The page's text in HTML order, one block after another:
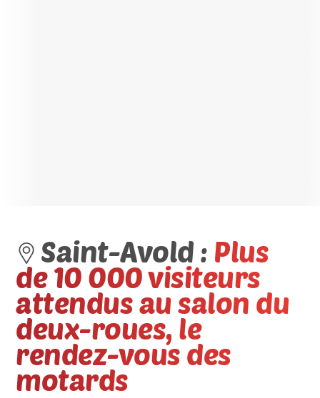
Saint-Avold : Plus
de 10 000 visiteurs
attendus au salon du
deux-roues, le
rendez-vous des
motards